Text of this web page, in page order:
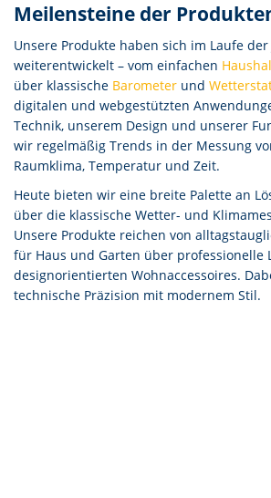
Meilensteine der
Unsere Produkte haben sich im Laufe
weiterentwickelt – vom einfachen
über klassische Barometer und
digitalen und webgestützten
Technik, unserem Design und unserer
wir regelmäßig Trends in der Messung
Raumklima, Temperatur und Zeit.
Heute bieten wir eine breite Palette an
über die klassische Wetter- und
Unsere Produkte reichen von
für Haus und Garten über professionelle
designorientierten Wohnaccessoires.
technische Präzision mit modernem Stil.